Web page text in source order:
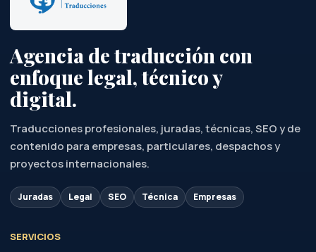
Agencia de traducción con
enfoque legal, técnico y
digital.
Traducciones profesionales, juradas, técnicas, SEO y de
contenido para empresas, particulares, despachos y
proyectos internacionales.
Juradas Legal SEO Técnica Empresas
SERVICIOS